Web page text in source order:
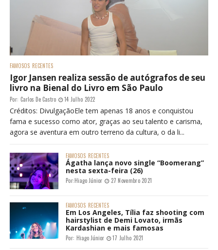
FAMOSOS RECENTES
Igor Jansen realiza sessão de autógrafos de seu
livro na Bienal do Livro em São Paulo
Por: Carlos De Castro 14 Julho 2022
Créditos: DivulgaçãoEle tem apenas 18 anos e conquistou
fama e sucesso como ator, graças ao seu talento e carisma,
agora se aventura em outro terreno da cultura, o da li...
FAMOSOS RECENTES
Ágatha lança novo single “Boomerang”
nesta sexta-feira (26)
Por:Hiago Júnior 27 Novembro 2021
FAMOSOS RECENTES
Em Los Angeles, Tília faz shooting com
hairstylist de Demi Lovato, irmãs
Kardashian e mais famosas
Por: Hiago Júnior 17 Julho 2021